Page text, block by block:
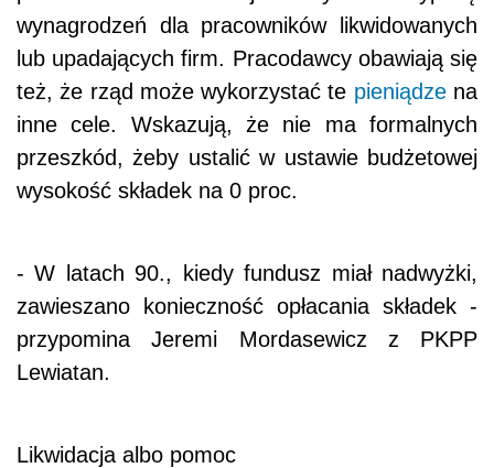
wynagrodzeń dla pracowników likwidowanych
lub upadających firm. Pracodawcy obawiają się
też, że rząd może wykorzystać te pieniądzena
inne cele. Wskazują, że nie ma formalnych
przeszkód, żeby ustalić w ustawie budżetowej
wysokość składek na 0 proc.
- W latach 90., kiedy fundusz miał nadwyżki,
zawieszano konieczność opłacania składek -
przypomina Jeremi Mordasewicz z PKPP
Lewiatan.
Likwidacja albo pomoc